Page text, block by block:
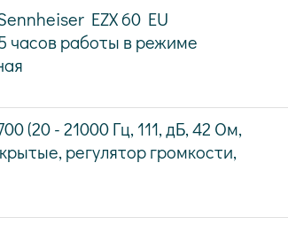
EZX 60 EU
часов работы в режиме
(20 - 21000 Гц, 111, дБ, 42 Ом,
регулятор громкости,